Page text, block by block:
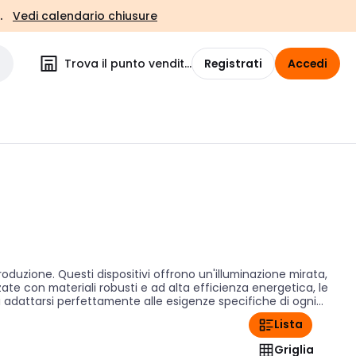
Vedi calendario chiusure
Trova il punto vendita Registrati Accedi
Questi dispositivi offrono un'illuminazione mirata,
con materiali robusti e ad alta efficienza energetica, le
perfettamente alle esigenze specifiche di ogni
un ambiente di lavoro più sicuro e produttivo.
Lista
Griglia